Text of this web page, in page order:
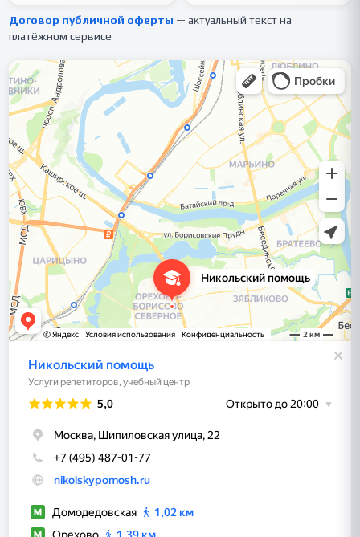
Договор публичной оферты — актуальный текст на
платёжном сервисе